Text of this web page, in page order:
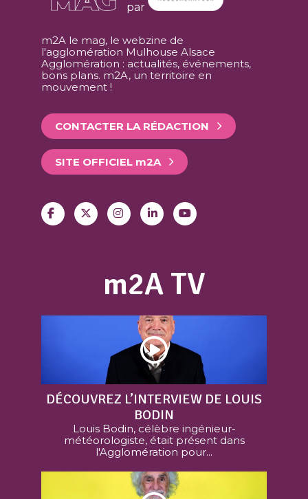
par
m2A le mag, le webzine de
l'agglomération Mulhouse Alsace
Agglomération : actualités, événements,
bons plans. m2A, un territoire en
mouvement !
CONTACTER LA RÉDACTION
SITE OFFICIEL m2A
m2A TV
DÉCOUVREZ L’INTERVIEW DE LOUIS
BODIN
Louis Bodin, célèbre ingénieur-
météorologiste, était présent dans
l'Agglomération pour...